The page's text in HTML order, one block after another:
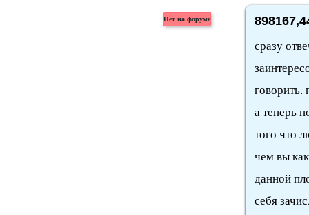
сразу
говорить.
а теперь
того что
чем вы
данной
себя